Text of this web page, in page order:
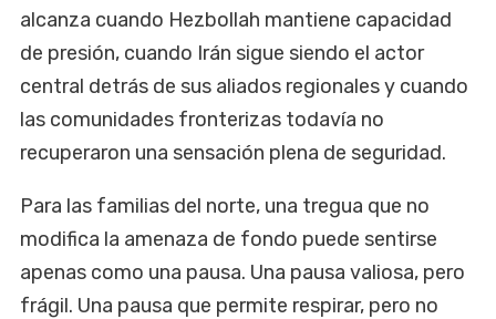
alcanza cuando Hezbollah mantiene capacidad
de presión, cuando Irán sigue siendo el actor
central detrás de sus aliados regionales y cuando
las comunidades fronterizas todavía no
recuperaron una sensación plena de seguridad.
Para las familias del norte, una tregua que no
modifica la amenaza de fondo puede sentirse
apenas como una pausa. Una pausa valiosa, pero
frágil. Una pausa que permite respirar, pero no